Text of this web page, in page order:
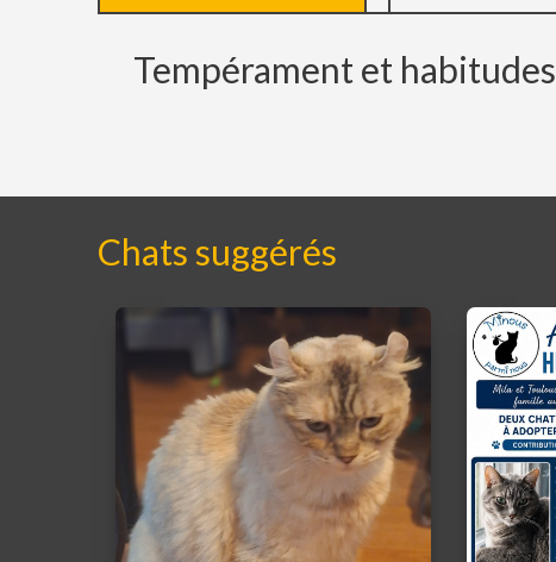
Tempérament et habitudes
Chats suggérés